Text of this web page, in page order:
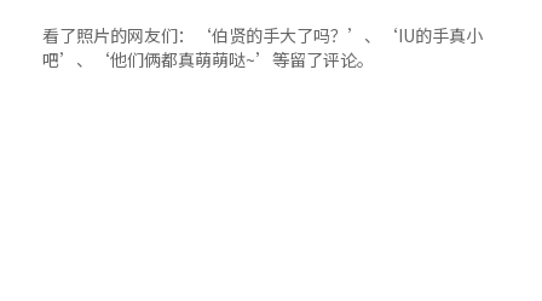
看了照片的网友们：‘伯贤的手大了吗？’、‘IU的手真小
吧’、‘他们俩都真萌萌哒~’等留了评论。